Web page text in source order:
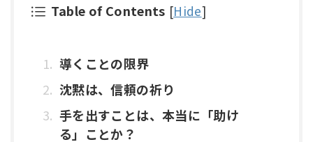
Table of Contents [Hide]
導くことの限界
沈黙は、信頼の祈り
手を出すことは、本当に「助け
る」ことか？